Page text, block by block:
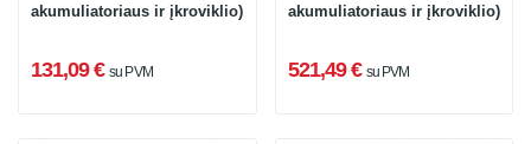
akumuliatoriaus ir įkroviklio)
131,09 € su PVM
akumuliatoriaus ir įkroviklio)
521,49 € su PVM